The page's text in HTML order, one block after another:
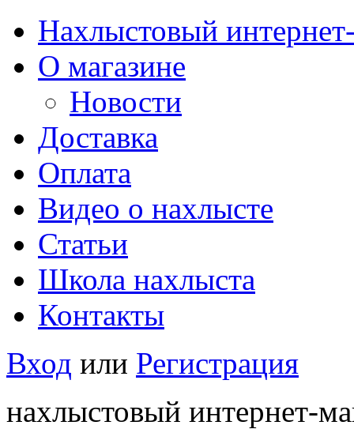
Нахлыстовый
О магазине
Новости
Доставка
Оплата
Видео о нахлысте
Статьи
Школа нахлыста
Контакты
Вход или Регистрация
нахлыстовый интернет-